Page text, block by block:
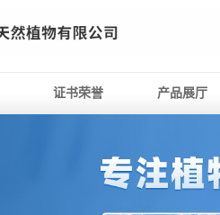
证书荣誉 产品展厅